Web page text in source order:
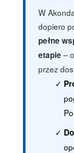
W
dopiero
pełne
etapie –
przez